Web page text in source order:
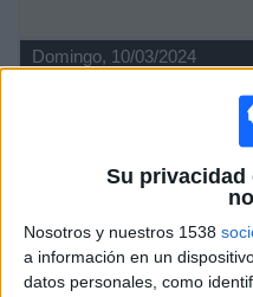
Su privacidad
Nosotros y nuestros 1538
a información en un
datos personales, como
Domingo, 10/03/2024
Campeonato
São Paulo
Fanatiz (Ver en
Domingo, 03/03/2024